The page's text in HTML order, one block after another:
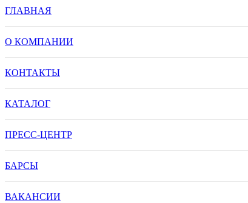
ГЛАВНАЯ
О КОМПАНИИ
КОНТАКТЫ
КАТАЛОГ
ПРЕСС-ЦЕНТР
БАРСЫ
ВАКАНСИИ